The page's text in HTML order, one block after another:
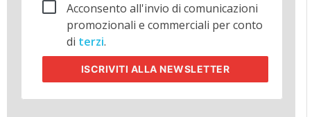
Acconsento all'invio di comunicazioni
promozionali e commerciali per conto
di terzi.
ISCRIVITI ALLA NEWSLETTER